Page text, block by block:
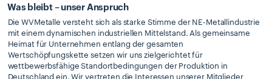
Was bleibt – unser Anspruch
Die WVMetalle versteht sich als starke Stimme der NE-Metallindustrie
mit einem dynamischen industriellen Mittelstand. Als gemeinsame
Heimat für Unternehmen entlang der gesamten
Wertschöpfungskette setzen wir uns zielgerichtet für
wettbewerbsfähige Standortbedingungen der Produktion in
Deutschland ein. Wir vertreten die Interessen unserer Mitglieder